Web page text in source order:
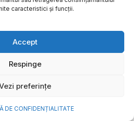
caracteristici și funcții.
Accept
Respinge
preferințe
DE CONFIDENȚIALITATE
ale verii într-